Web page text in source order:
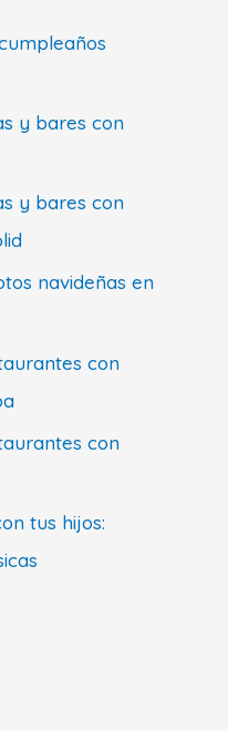
y bares con
y bares con
navideñas en
con
con
tus hijos: